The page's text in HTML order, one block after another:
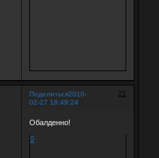
Поделиться 21
2010-
02-27 18:49:24
Обалденно!
0